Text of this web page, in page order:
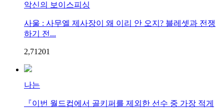
악신의 보이스피싱
사울 : 사무엘 제사장이 왜 이리 안 오지? 블레셋과 전쟁
하기 전...
2,71201
나는
『이번 월드컵에서 골키퍼를 제외한 선수 중 가장 적게